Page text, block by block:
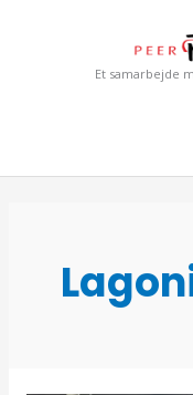
Et samarbejde